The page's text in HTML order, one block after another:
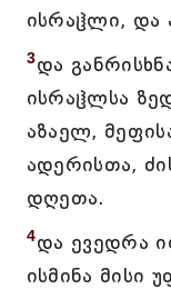
ისრაჱლი, და
3და
ისრაჱლსა
აზაელ,
ადერისთა,
დღეთა.
4და ევედრა
ისმინა მისი